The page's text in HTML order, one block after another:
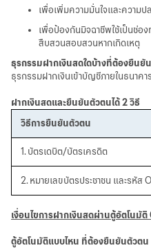
เพื่อเพิ่มความมั่นใจและความ
เพื่อป้องกันมิจฉาชีพใช้เป็นช่อง
สืบสวนสอบสวนหากเกิดเหตุ
ธุรกรรมฝากเงินสดใดบ้างที่ต้องยืนยั
ธุรกรรมฝากเงินเข้าบัญชีภายในธนาค
ฝากเงินสดและยืนยันตัวตนได้ 2 วิธี
วิธีการยืนยันตัวตน
1. บัตรเดบิต/บัตรเครดิต
2. หมายเลขบัตรประชาชน และรหัส
เงื่อนไขการฝากเงินสดผ่านตู้อัตโนมั
ตู้อัตโนมัติแบบไหน ที่ต้องยืนยันตัวตน